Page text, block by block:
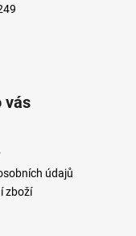
vás
údajů
zboží